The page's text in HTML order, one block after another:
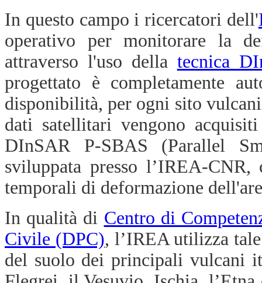
In questo campo i ricercatori dell'
operativo per monitorare la
attraverso l'uso della tecnica
progettato è completamente
disponibilità, per ogni sito
dati satellitari vengono
DInSAR P-SBAS (Parallel
sviluppata presso l’IREA-
temporali di deformazione
In qualità di Centro di
Civile (DPC), l’IREA utilizza
del suolo dei principali vulcani